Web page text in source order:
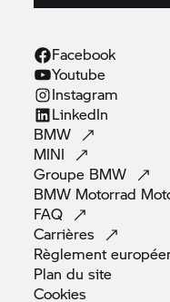
Facebook
Youtube
Instagram
LinkedIn
BMW
MINI
Groupe BMW
BMW Motorrad
FAQ
Carrières
Règlement
Plan dusite
Cookies